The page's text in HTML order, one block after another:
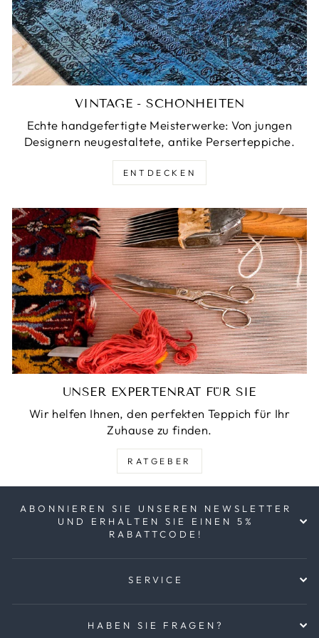
VINTAGE - SCHÖNHEITEN
Echte handgefertigte Meisterwerke: Von jungen
Designern neugestaltete, antike Perserteppiche.
ENTDECKEN
UNSER EXPERTENRAT FÜR SIE
Wir helfen Ihnen, den perfekten Teppich für Ihr
Zuhause zu finden.
RATGEBER
ABONNIEREN SIE UNSEREN NEWSLETTER
UND ERHALTEN SIE EINEN 5%
RABATTCODE!
SERVICE
HABEN SIE FRAGEN?